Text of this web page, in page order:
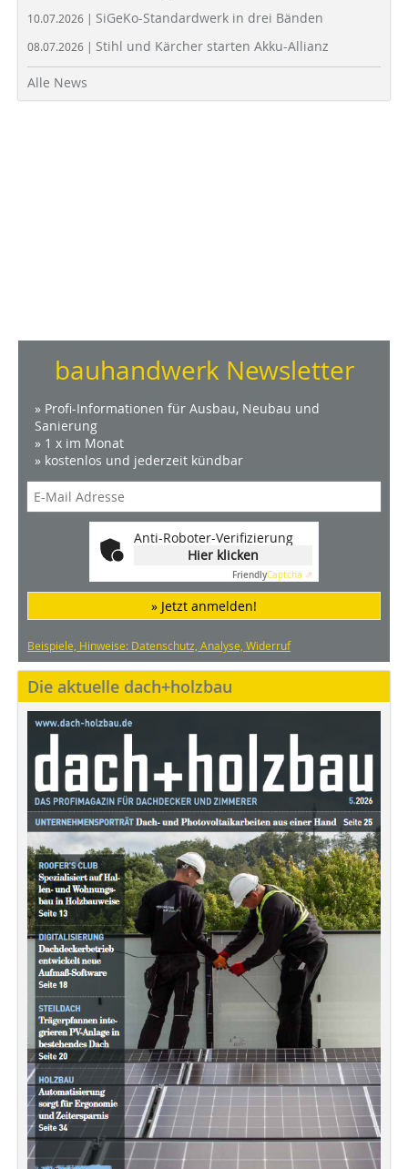
10.07.2026 | SiGeKo-Standardwerk in drei Bänden
08.07.2026 | Stihl und Kärcher starten Akku-Allianz
Alle News
bauhandwerk Newsletter
» Profi-Informationen für Ausbau, Neubau und
Sanierung
» 1 x im Monat
» kostenlos und jederzeit kündbar
Anti-Roboter-Verifizierung
Hier klicken
FriendlyCaptcha ⇗
» Jetzt anmelden!
Beispiele, Hinweise: Datenschutz, Analyse, Widerruf
Die aktuelle dach+holzbau